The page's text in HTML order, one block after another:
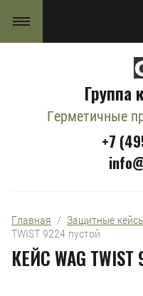
Группа
Герметичные
+7
Главная
  /
Защитные
TWIST 9224 пустой
КЕЙС WAG